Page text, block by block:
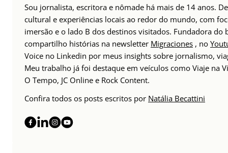
Sou jornalista, escritora e nômade há mais de 14 anos.
cultural e experiências locais ao redor do mundo, com
imersão e o lado B dos destinos visitados. Fundadora
compartilho histórias na newsletter Migraciones , no
Voice no Linkedin por meus insights sobre jornalismo,
Meu trabalho já foi destaque em veículos como Viaje na
O Tempo, JC Online e Rock Content.
Confira todos os posts escritos por Natália Becattini